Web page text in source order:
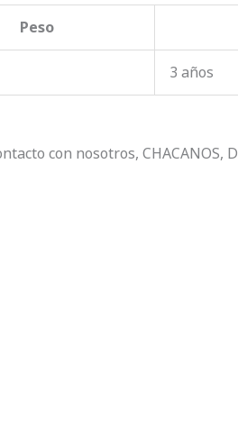
Peso
3 años
con nosotros, CHACANOS,